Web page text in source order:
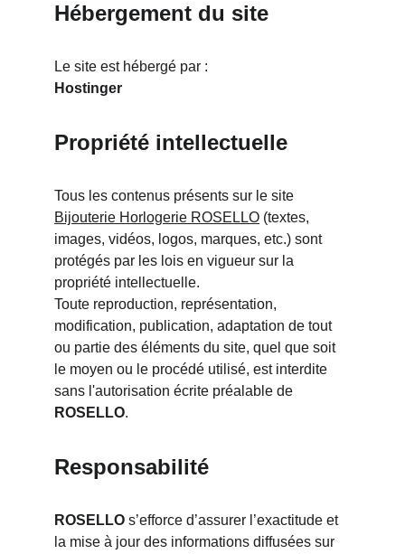
Hébergement du site
Le site est hébergé par :
Hostinger
Propriété intellectuelle
Tous les contenus présents sur le site
Bijouterie Horlogerie ROSELLO (textes,
images, vidéos, logos, marques, etc.) sont
protégés par les lois en vigueur sur la
propriété intellectuelle.
Toute reproduction, représentation,
modification, publication, adaptation de tout
ou partie des éléments du site, quel que soit
le moyen ou le procédé utilisé, est interdite
sans l'autorisation écrite préalable de
ROSELLO.
Responsabilité
ROSELLO s’efforce d’assurer l’exactitude et
la mise à jour des informations diffusées sur